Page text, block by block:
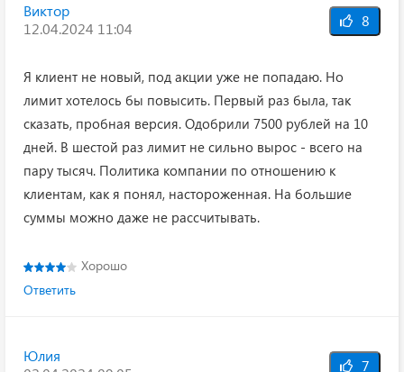
Виктор
12.04.2024 11:04
8
Я клиент не новый, под акции уже не попадаю. Но
лимит хотелось бы повысить. Первый раз была, так
сказать, пробная версия. Одобрили 7500 рублей на 10
дней. В шестой раз лимит не сильно вырос - всего на
пару тысяч. Политика компании по отношению к
клиентам, как я понял, настороженная. На большие
суммы можно даже не рассчитывать.
Хорошо
Ответить
Юлия
7